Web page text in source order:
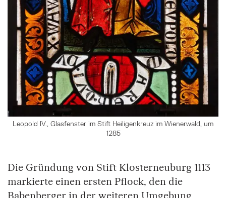
Leopold IV., Glasfenster im Stift Heiligenkreuz im Wienerwald, um
1285
Die Gründung von Stift Klosterneuburg 1113
markierte einen ersten Pflock, den die